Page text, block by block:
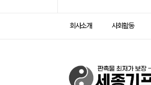
회사소개 사회활동